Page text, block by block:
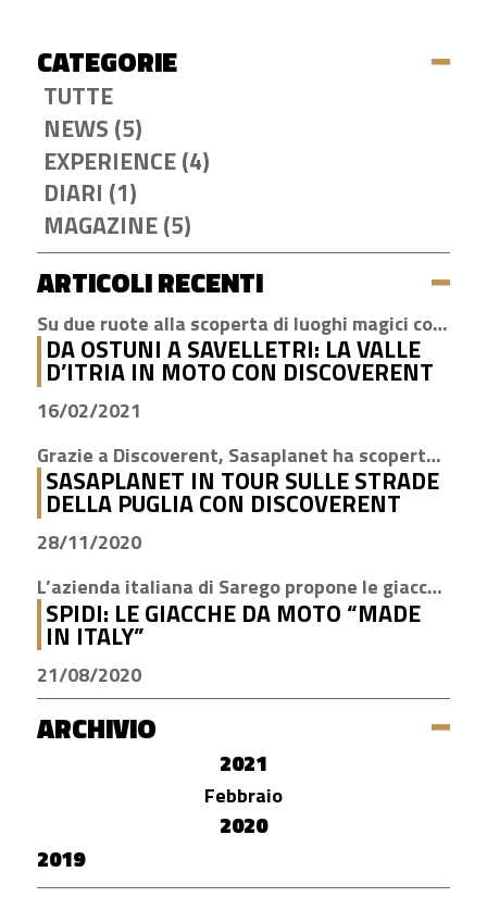
CATEGORIE
TUTTE
NEWS (5)
EXPERIENCE (4)
DIARI (1)
MAGAZINE (5)
ARTICOLI RECENTI
Su due ruote alla scoperta di luoghi magici come Cisternino, Locorotondo e Alberobello
DA OSTUNI A SAVELLETRI: LA VALLE
D’ITRIA IN MOTO CON DISCOVERENT
16/02/2021
Grazie a Discoverent, Sasaplanet ha scoperto la magia della nostra amata regione
SASAPLANET IN TOUR SULLE STRADE
DELLA PUGLIA CON DISCOVERENT
28/11/2020
L’azienda italiana di Sarego propone le giacche con la tecnologia H2Out, impermeabile, antivento e traspirante
SPIDI: LE GIACCHE DA MOTO “MADE
IN ITALY”
21/08/2020
ARCHIVIO
2021
Febbraio
2020
2019